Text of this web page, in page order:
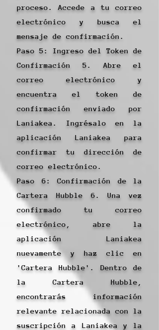
proceso. Accede a tu correo
electrónico y busca el
mensaje de confirmación.
Paso 5: Ingreso del Token de
Confirmación 5. Abre el
correo electrónico y
encuentra el token de
confirmación enviado por
Laniakea. Ingrésalo en la
aplicación Laniakea para
confirmar tu dirección de
correo electrónico.
Paso 6: Confirmación de la
Cartera Hubble 6. Una vez
confirmado tu correo
electrónico, abre la
aplicación Laniakea
nuevamente y haz clic en
'Cartera Hubble'. Dentro de
la Cartera Hubble,
encontrarás información
relevante relacionada con la
suscripción a Laniakea y la